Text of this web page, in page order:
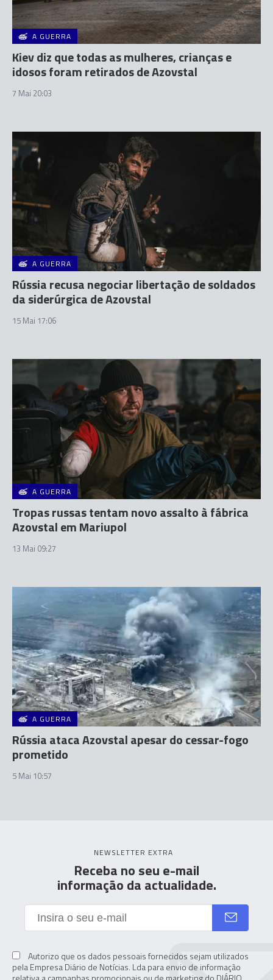
A GUERRA
Kiev diz que todas as mulheres, crianças e
idosos foram retirados de Azovstal
7 Mai 20:03
A GUERRA
Rússia recusa negociar libertação de soldados
da siderúrgica de Azovstal
15 Mai 17:06
A GUERRA
Tropas russas tentam novo assalto à fábrica
Azovstal em Mariupol
13 Mai 09:27
A GUERRA
Rússia ataca Azovstal apesar do cessar-fogo
prometido
5 Mai 10:57
NEWSLETTER EXTRA
Receba no seu e-mail
informação da actualidade.
Autorizo que os dados pessoais fornecidos sejam utilizados
pela Empresa Diário de Notícias. Lda para envio de informação